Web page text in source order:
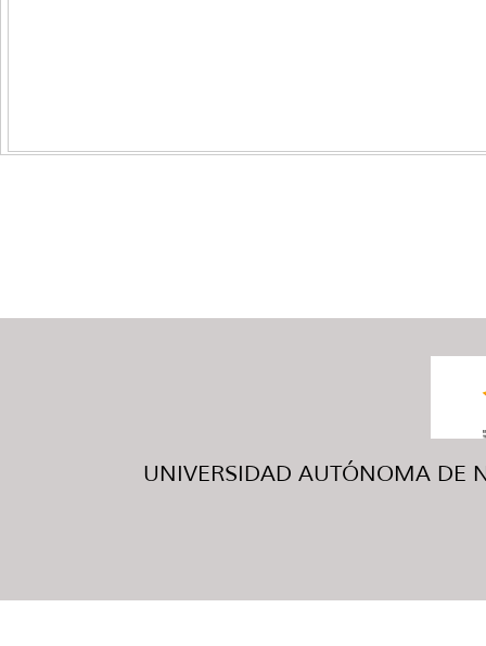
UNIVERSIDAD AUTÓNOMA DE